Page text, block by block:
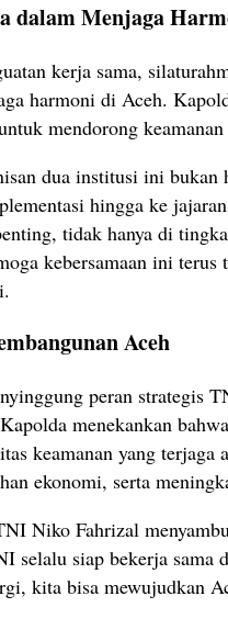
dalam Menjaga
kerja sama,
harmoni di Aceh.
mendorong
dua institusi ini bukan
hingga ke
tidak hanya di
kebersamaan ini
Aceh
peran strategis
menekankan
keamanan yang terjaga
ekonomi, serta
Niko Fahrizal
selalu siap bekerja sama
kita bisa mewujudkan